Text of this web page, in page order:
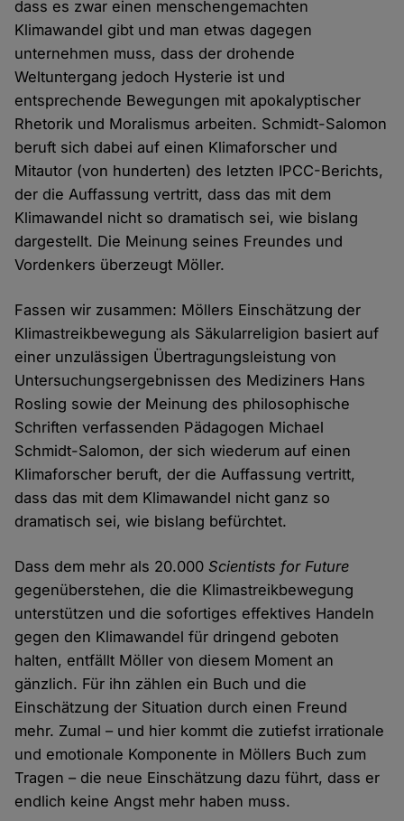
dass es zwar einen menschengemachten
Klimawandel gibt und man etwas dagegen
unternehmen muss, dass der drohende
Weltuntergang jedoch Hysterie ist und
entsprechende Bewegungen mit apokalyptischer
Rhetorik und Moralismus arbeiten. Schmidt-Salomon
beruft sich dabei auf einen Klimaforscher und
Mitautor (von hunderten) des letzten IPCC-Berichts,
der die Auffassung vertritt, dass das mit dem
Klimawandel nicht so dramatisch sei, wie bislang
dargestellt. Die Meinung seines Freundes und
Vordenkers überzeugt Möller.
Fassen wir zusammen: Möllers Einschätzung der
Klimastreikbewegung als Säkularreligion basiert auf
einer unzulässigen Übertragungsleistung von
Untersuchungsergebnissen des Mediziners Hans
Rosling sowie der Meinung des philosophische
Schriften verfassenden Pädagogen Michael
Schmidt-Salomon, der sich wiederum auf einen
Klimaforscher beruft, der die Auffassung vertritt,
dass das mit dem Klimawandel nicht ganz so
dramatisch sei, wie bislang befürchtet.
Dass dem mehr als 20.000Scientists for Future
gegenüberstehen, die die Klimastreikbewegung
unterstützen und die sofortiges effektives Handeln
gegen den Klimawandel für dringend geboten
halten, entfällt Möller von diesem Moment an
gänzlich. Für ihn zählen ein Buch und die
Einschätzung der Situation durch einen Freund
mehr. Zumal – und hier kommt die zutiefst irrationale
und emotionale Komponente in Möllers Buch zum
Tragen – die neue Einschätzung dazu führt, dass er
endlich keine Angst mehr haben muss.